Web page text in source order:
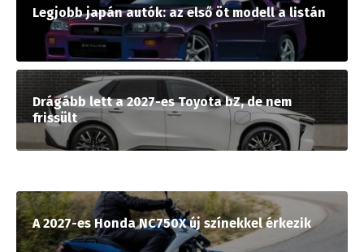
Legjobb japán autók: az első öt modell a listán
Drágább lett a 2027-es Toyota bZ, de nem
frissült
A 2027-es Honda NC750X új színekkel érkezik